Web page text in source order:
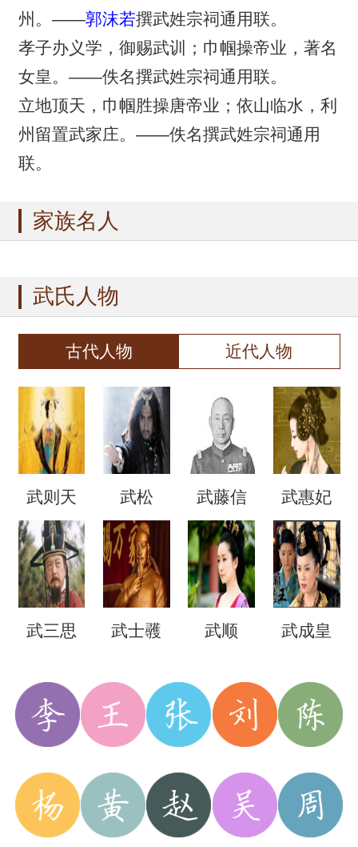
州。——郭沫若撰武姓宗祠通用联。
孝子办义学，御赐武训；巾帼操帝业，著名
女皇。——佚名撰武姓宗祠通用联。
立地顶天，巾帼胜操唐帝业；依山临水，利
州留置武家庄。——佚名撰武姓宗祠通用
联。
家族名人
武氏人物
古代人物 近代人物
武则天 武松 武藤信
义
武惠妃
武三思 武士彠 武顺 武成皇